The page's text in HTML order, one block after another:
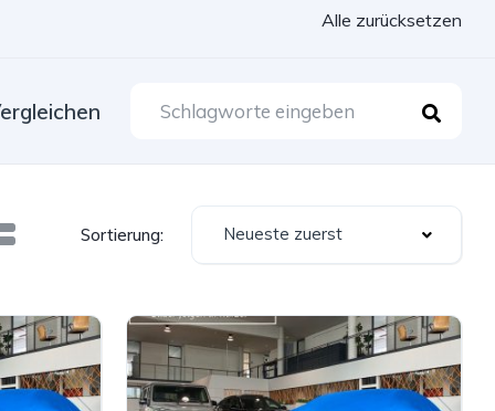
Alle zurücksetzen
Sortierung: Neueste zuerst